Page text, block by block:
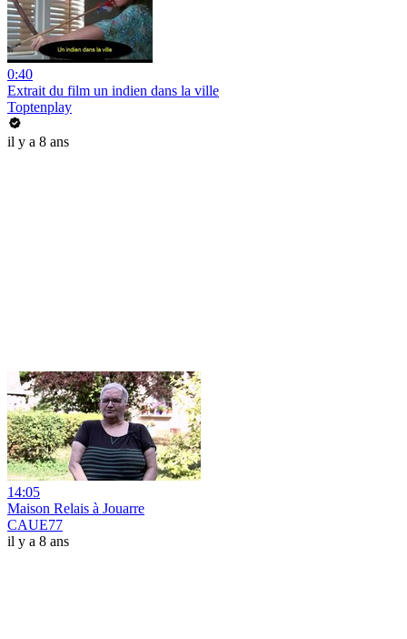
0:40
Extrait du film un indien dans la ville
Toptenplay
il y a 8 ans
14:05
Maison Relais à Jouarre
CAUE77
il y a 8 ans